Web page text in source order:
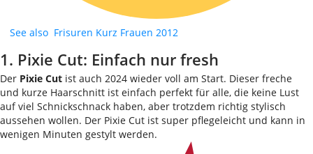
See also Frisuren Kurz Frauen 2012
1. Pixie Cut: Einfach nur fresh
Der Pixie Cut ist auch 2024 wieder voll am Start. Dieser freche
und kurze Haarschnitt ist einfach perfekt für alle, die keine Lust
auf viel Schnickschnack haben, aber trotzdem richtig stylisch
aussehen wollen. Der Pixie Cut ist super pflegeleicht und kann in
wenigen Minuten gestylt werden.